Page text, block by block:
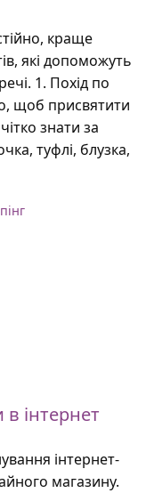
краще
які допоможуть
1. Похід по
щоб присвятити
знати за
туфлі, блузка,
інтернет
інтернет-
магазину.